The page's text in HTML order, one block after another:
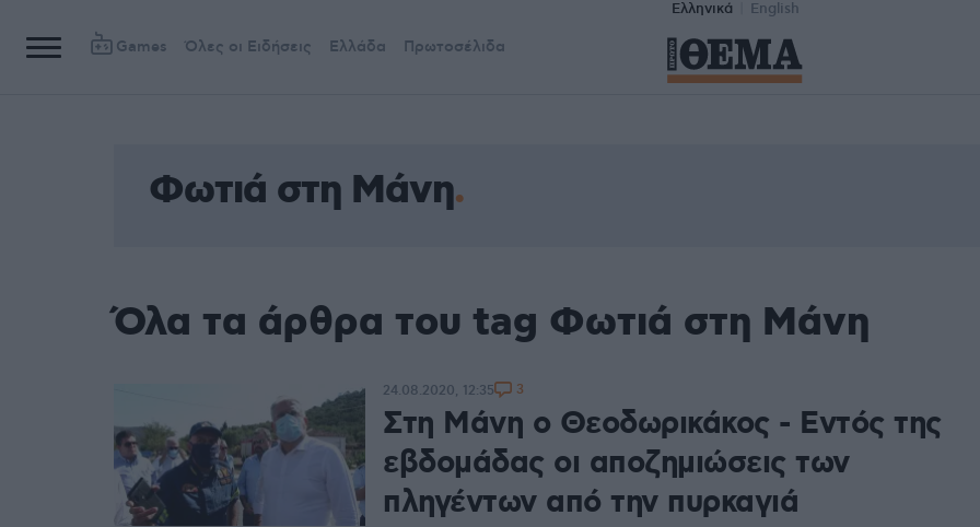
Ελληνικά English
Games Όλες οι Ειδήσεις Ελλάδα Πρωτοσέλιδα
Φωτιά στη Μάνη
Όλα τα άρθρα του tag Φωτιά στη Μάνη
Στη Μάνη ο Θεοδωρικάκος - Εντός της
εβδομάδας οι αποζημιώσεις των
πληγέντων από την πυρκαγιά
24.08.2020, 12:35 3